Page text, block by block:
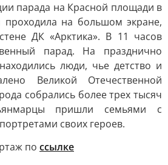
парада на Красной площади в
проходила на большом экране,
ДК «Арктика». В 11 часов
парад. На празднично
люди, чье детство и
Великой Отечественной
собрались более трех тысяч
пришли семьями с
своих героев.
по ссылке